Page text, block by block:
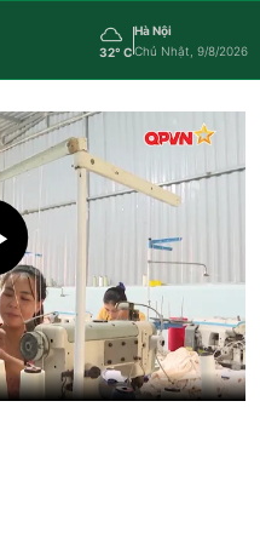
32° C
Hà Nội
Chủ Nhật, 9/8/2026